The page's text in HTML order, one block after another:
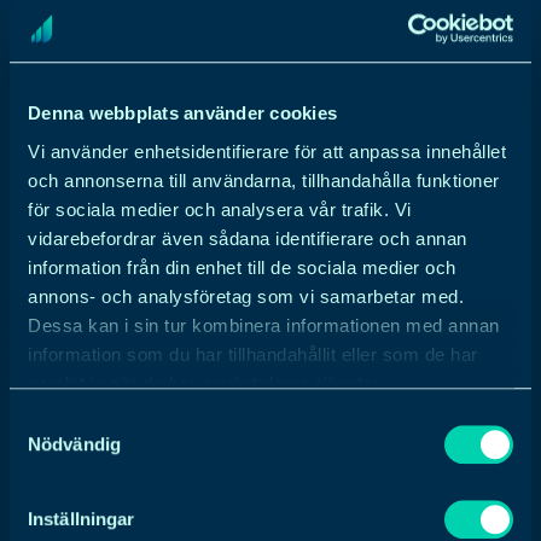
Denna webbplats använder cookies
Vi använder enhetsidentifierare för att anpassa innehållet
och annonserna till användarna, tillhandahålla funktioner
för sociala medier och analysera vår trafik. Vi
vidarebefordrar även sådana identifierare och annan
information från din enhet till de sociala medier och
annons- och analysföretag som vi samarbetar med.
Dessa kan i sin tur kombinera informationen med annan
information som du har tillhandahållit eller som de har
samlat in när du har använt deras tjänster.
Nödvändig
Inställningar
remarketing, alltså annonser som visas för
personer som tidigare besökt en sajt för att
rikta in dem baserat på målgrupper, intressen
eller sökord kopplat till sina produkter eller
tjänster. Det är egentligen bara kreativiteten
som sätter gränserna. Med en bra strategi
anser jag att Performance Max är en game
changer.
Vad är det roligaste med att jobba som PPC
– Att hjälpa företag att ta sitt första eller sitt
nästa steg inom digital marknadsföring. Jag